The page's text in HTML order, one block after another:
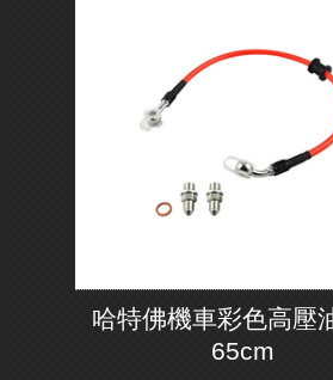
哈特佛機車彩色高壓
65cm